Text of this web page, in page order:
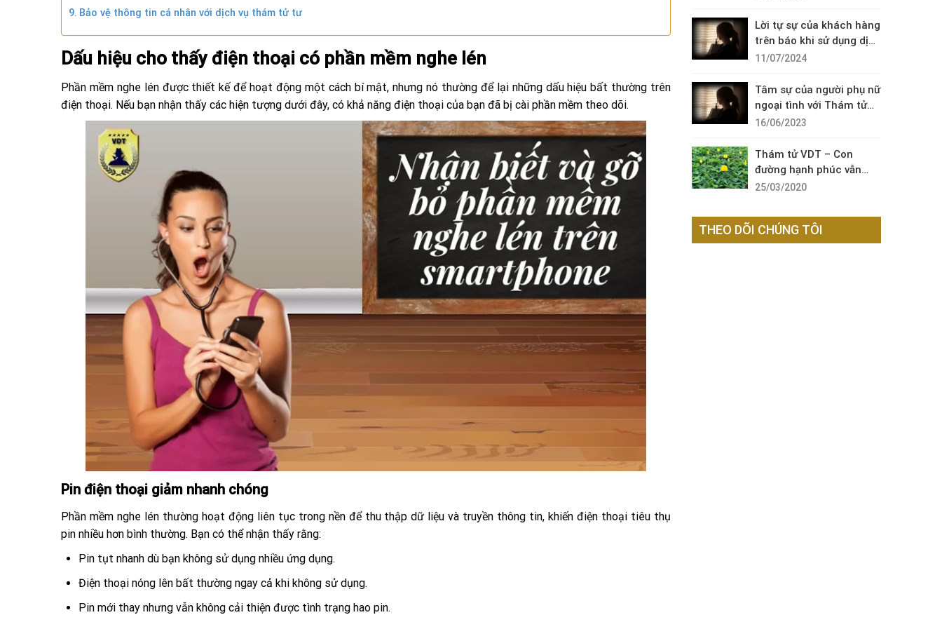
Bảo vệ thông tin cá nhân với dịch vụ thám tử tư
Dấu hiệu cho thấy điện thoại có phần mềm nghe lén
Phần mềm nghe lén được thiết kế để hoạt động một cách bí mật, nhưng nó thường để lại những dấu hiệu bất thường trên
điện thoại. Nếu bạn nhận thấy các hiện tượng dưới đây, có khả năng điện thoại của bạn đã bị cài phần mềm theo dõi.
Pin điện thoại giảm nhanh chóng
Phần mềm nghe lén thường hoạt động liên tục trong nền để thu thập dữ liệu và truyền thông tin, khiến điện thoại tiêu thụ
pin nhiều hơn bình thường. Bạn có thể nhận thấy rằng:
Pin tụt nhanh dù bạn không sử dụng nhiều ứng dụng.
Điện thoại nóng lên bất thường ngay cả khi không sử dụng.
Pin mới thay nhưng vẫn không cải thiện được tình trạng hao pin.
Lời tự sự của khách hàng
trên báo khi sử dụng dịch
vụ thám tử sài gòn VDT
11/07/2024
Tâm sự của người phụ nữ
ngoại tình với Thám tử
VDT
16/06/2023
Thám tử VDT – Con
đường hạnh phúc vẫn
còn đó !
25/03/2020
THEO DÕI CHÚNG TÔI